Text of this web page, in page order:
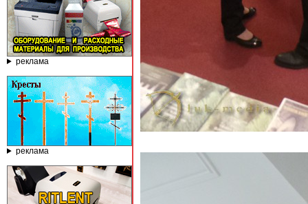
реклама
реклама